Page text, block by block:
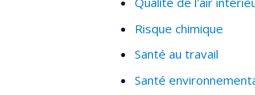
Risque chimique
Santé au travail
Santé